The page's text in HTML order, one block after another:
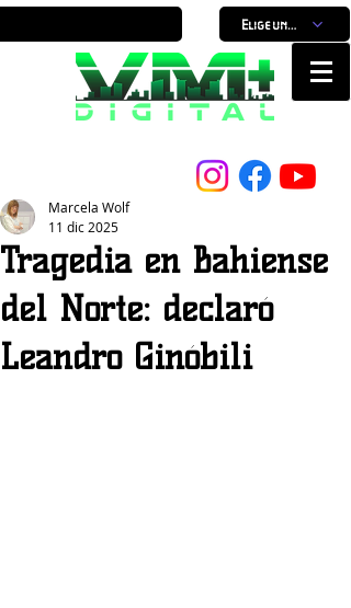
Elige un horario
Tragedia en Bahiense
del Norte: declaró
Leandro Ginóbili
Marcela Wolf
11 dic 2025